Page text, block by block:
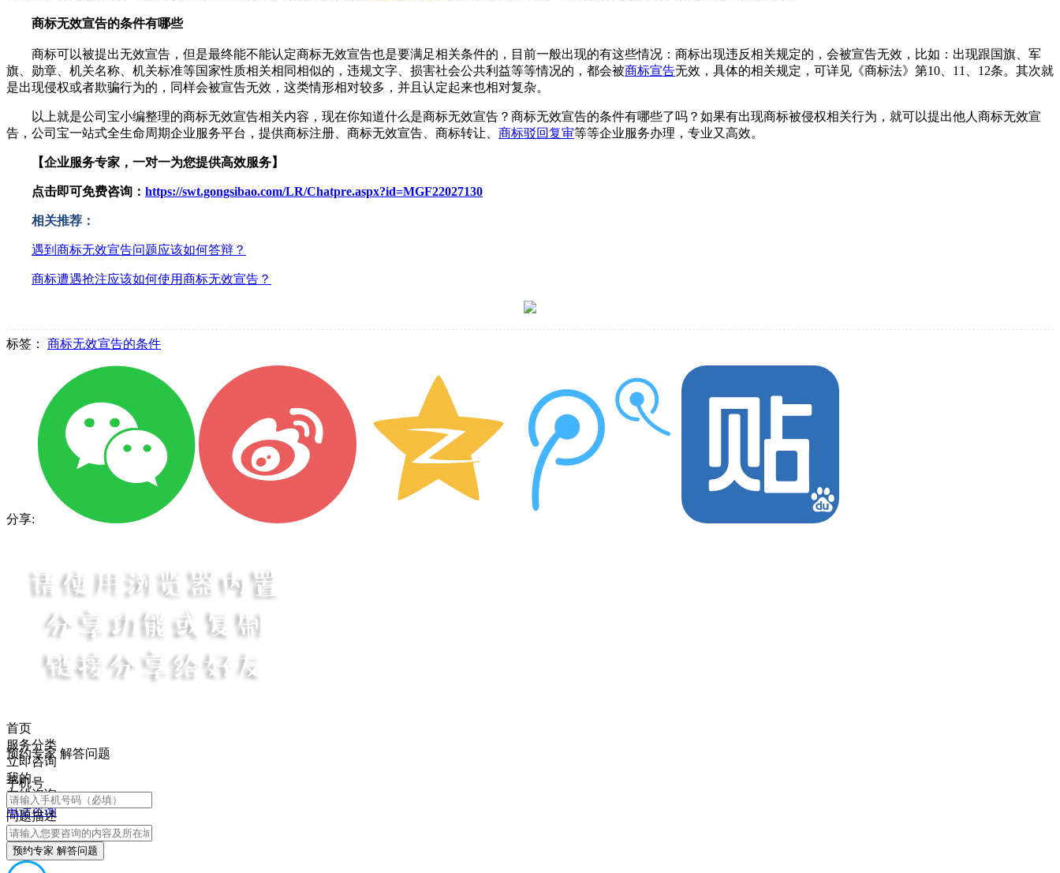
商标无效宣告的条件有哪些
商标可以被提出无效宣告，但是最终能不能认定商标无效宣告也是要满足相关条件的，目前一般出现的有这些情况：商标出现违反相关规定的，会被宣告无效，比如：出现跟国旗、军
旗、勋章、机关名称、机关标准等国家性质相关相同相似的，违规文字、损害社会公共利益等等情况的，都会被商标宣告无效，具体的相关规定，可详见《商标法》第10、11、12条。其次就
是出现侵权或者欺骗行为的，同样会被宣告无效，这类情形相对较多，并且认定起来也相对复杂。
以上就是公司宝小编整理的商标无效宣告相关内容，现在你知道什么是商标无效宣告？商标无效宣告的条件有哪些了吗？如果有出现商标被侵权相关行为，就可以提出他人商标无效宣
告，公司宝一站式全生命周期企业服务平台，提供商标注册、商标无效宣告、商标转让、 商标驳回复审等等企业服务办理，专业又高效。
【企业服务专家，一对一为您提供高效服务】
点击即可免费咨询： https://swt.gongsibao.com/LR/Chatpre.aspx?id=MGF22027130
相关推荐：
遇到商标无效宣告问题应该如何答辩？
商标遭遇抢注应该如何使用商标无效宣告？
标签： 商标无效宣告的条件
分享:
首页
服务分类
立即咨询
我的
在线咨询
电话咨询
预约专家 解答问题
手机号
问题描述
预约专家 解答问题